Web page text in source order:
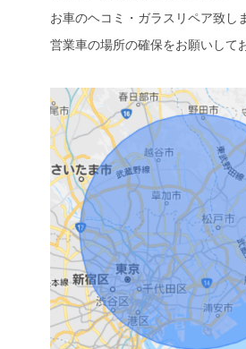
お車のヘコミ・ガラスリペア致し
営業車の場所の確保をお願いして